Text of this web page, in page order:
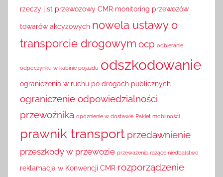
rzeczy list przewozowy CMR monitoring przewozów
towarów akcyzowych nowela ustawy o
transporcie drogowym ocp odbieranie
odpoczynku w kabinie pojazdu odszkodowanie
ograniczenia w ruchu po drogach publicznych
ograniczenie odpowiedzialności
przewoźnika opóznienie w dostawie Pakiet mobilności
prawnik transport przedawnienie
przeszkody w przewozie przeważenia rażące niedbalstwo
reklamacja w Konwencji CMR rozporządzenie